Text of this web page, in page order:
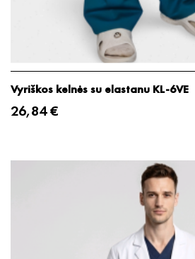
Vyriškos kelnės su elastanu KL-6VE
26,84 €